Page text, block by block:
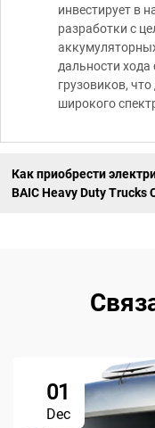
инвестирует в
разработки с
дальности хода
грузовиков,
широкого
Как приобрести
BAIC Heavy Duty Trucks
01
Dec